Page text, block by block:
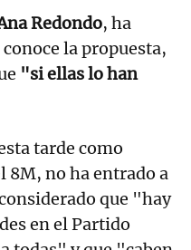
Redondo, ha
la propuesta,
"si ellas lo han
tarde como
8M, no ha entrado a
que "hay
en el Partido